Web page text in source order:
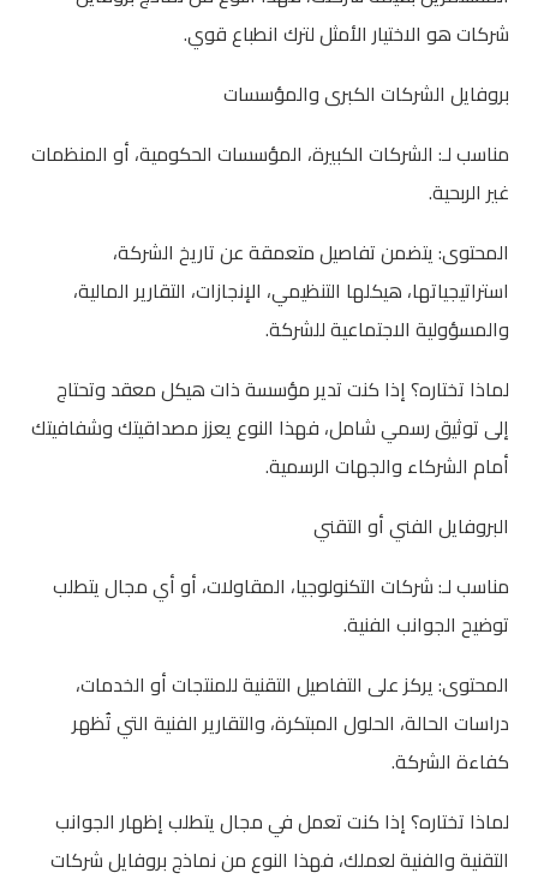
شركات هو الاختيار الأمثل لترك انطباع قوي.
بروفايل الشركات الكبرى والمؤسسات
مناسب لـ: الشركات الكبيرة، المؤسسات الحكومية، أو المنظمات
غير الربحية.
المحتوى: يتضمن تفاصيل متعمقة عن تاريخ الشركة،
استراتيجياتها، هيكلها التنظيمي، الإنجازات، التقارير المالية،
والمسؤولية الاجتماعية للشركة.
لماذا تختاره؟ إذا كنت تدير مؤسسة ذات هيكل معقد وتحتاج
إلى توثيق رسمي شامل، فهذا النوع يعزز مصداقيتك وشفافيتك
أمام الشركاء والجهات الرسمية.
البروفايل الفني أو التقني
مناسب لـ: شركات التكنولوجيا، المقاولات، أو أي مجال يتطلب
توضيح الجوانب الفنية.
المحتوى: يركز على التفاصيل التقنية للمنتجات أو الخدمات،
دراسات الحالة، الحلول المبتكرة، والتقارير الفنية التي تُظهر
كفاءة الشركة.
لماذا تختاره؟ إذا كنت تعمل في مجال يتطلب إظهار الجوانب
التقنية والفنية لعملك، فهذا النوع من نماذج بروفايل شركات